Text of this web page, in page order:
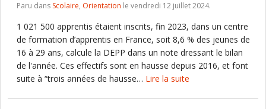
Paru dans Scolaire, Orientation le vendredi 12 juillet 2024.
1 021 500 apprentis étaient inscrits, fin 2023, dans un centre
de formation d’apprentis en France, soit 8,6 % des jeunes de
16 à 29 ans, calcule la DEPP dans un note dressant le bilan
de l'année. Ces effectifs sont en hausse depuis 2016, et font
suite à “trois années de hausse… Lire la suite